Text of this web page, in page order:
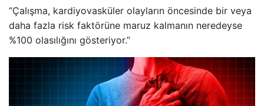
“Çalışma, kardiyovasküler olayların öncesinde bir veya
daha fazla risk faktörüne maruz kalmanın neredeyse
%100 olasılığını gösteriyor.”